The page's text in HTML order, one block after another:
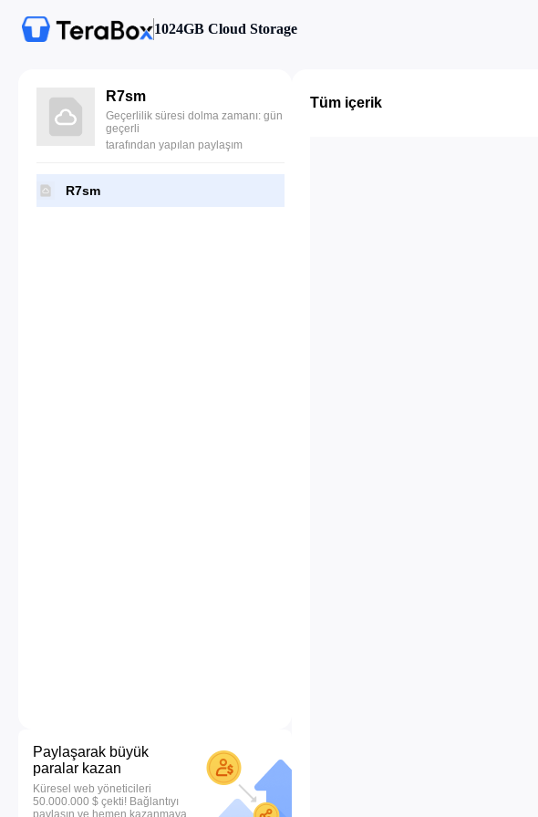
1024GB Cloud Storage
R7sm
Geçerlilik süresi dolma zamanı: gün
geçerli
tarafından yapılan paylaşım
R7sm
Paylaşarak büyük
paralar kazan
Küresel web yöneticileri
50.000.000 $ çekti! Bağlantıyı
paylaşın ve hemen kazanmaya
Tüm içerik